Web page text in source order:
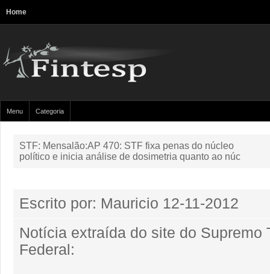
Home
Menu Categoria
STF: Mensalão:AP 470: STF fixa penas do núcleo
político e inicia análise de dosimetria quanto ao núc
Escrito por: Mauricio 12-11-2012
Notícia extraída do site do Supremo
Federal: